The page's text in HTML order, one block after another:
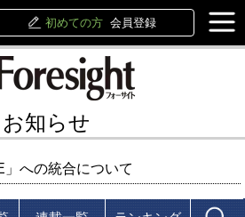
初めての方 会員登録
お知らせ
への統合について